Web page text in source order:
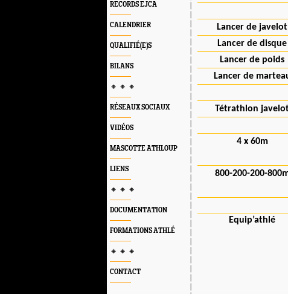
RECORDS EJCA
CALENDRIER
QUALIFIÉ(E)S
BILANS
🔸 🔸 🔸
RÉSEAUX SOCIAUX
VIDÉOS
MASCOTTE ATHLOUP
LIENS
🔸 🔸 🔸
DOCUMENTATION
FORMATIONS ATHLÉ
🔸 🔸 🔸
CONTACT
Lancer de javelot
Lancer de disque
Lancer de poids
Lancer de
Tétrathlon
4 x 60m
800-200-200-
Equip’athlé